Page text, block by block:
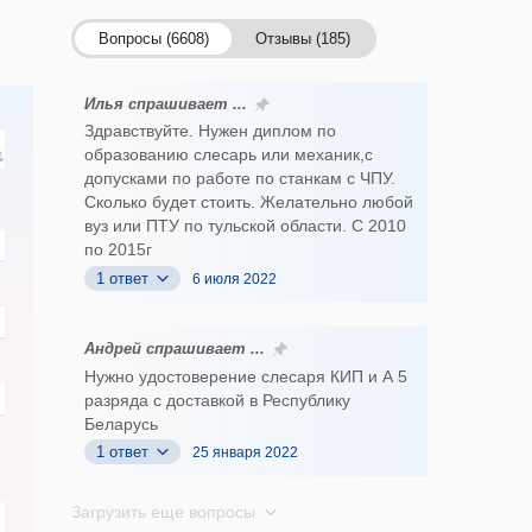
Вопросы (6608) Отзывы (185)
Илья спрашивает ...
Здравствуйте. Нужен диплом по
образованию слесарь или механик,с
допусками по работе по станкам с ЧПУ.
Сколько будет стоить. Желательно любой
вуз или ПТУ по тульской области. С 2010
по 2015г
1 ответ 6 июля 2022
Андрей спрашивает ...
Нужно удостоверение слесаря КИП и А 5
разряда с доставкой в Республику
Беларусь
1 ответ 25 января 2022
Загрузить еще вопросы